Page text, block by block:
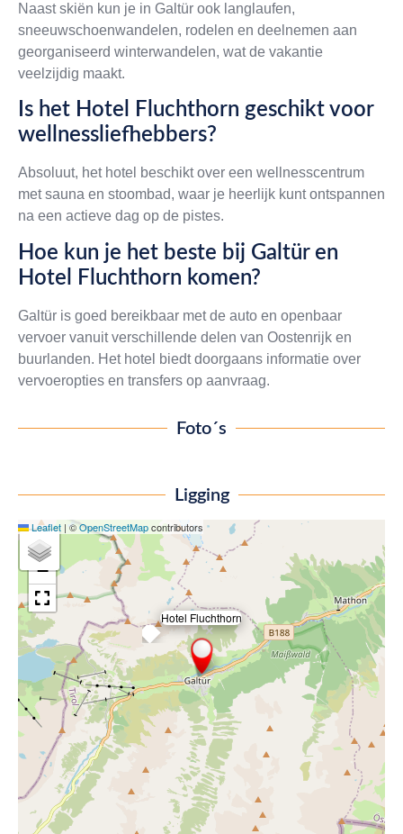
Naast skiën kun je in Galtür ook langlaufen,
sneeuwschoenwandelen, rodelen en deelnemen aan
georganiseerd winterwandelen, wat de vakantie
veelzijdig maakt.
Is het Hotel Fluchthorn geschikt voor
wellnessliefhebbers?
Absoluut, het hotel beschikt over een wellnesscentrum
met sauna en stoombad, waar je heerlijk kunt ontspannen
na een actieve dag op de pistes.
Hoe kun je het beste bij Galtür en
Hotel Fluchthorn komen?
Galtür is goed bereikbaar met de auto en openbaar
vervoer vanuit verschillende delen van Oostenrijk en
buurlanden. Het hotel biedt doorgaans informatie over
vervoeropties en transfers op aanvraag.
Foto´s
Ligging
Hotel Fluchthorn
×
+
−
Leaflet | ©OpenStreetMapcontributors